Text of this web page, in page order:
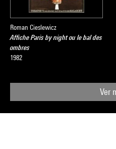
Roman Cieslewicz
Affiche Paris by night ou le bal des
ombres
1982
Ver